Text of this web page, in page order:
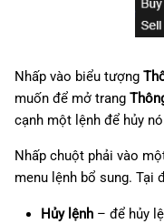
Nhấp vào biểu tượng
muốn để mở trang
cạnh một lệnh để hủy
Nhấp chuột phải vào
menu lệnh bổ sung. Tại
Hủy lệnh– để hủy